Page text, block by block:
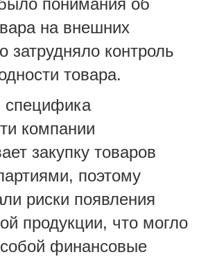
на внешних
затрудняло контроль
товара.
специфика
компании
закупку товаров
поэтому
риски появления
продукции, что могло
финансовые